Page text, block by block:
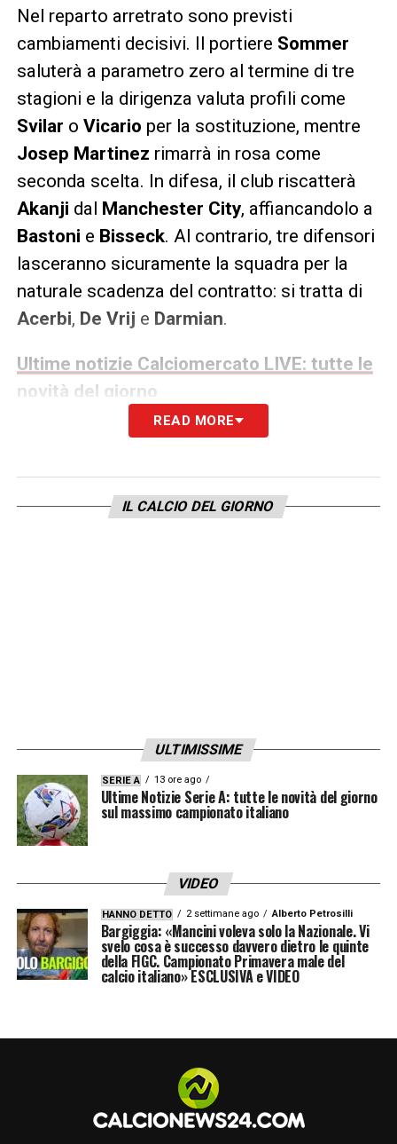
Nel reparto arretrato sono previsti
cambiamenti decisivi. Il portiere Sommer
saluterà a parametro zero al termine di tre
stagioni e la dirigenza valuta profili come
Svilar o Vicario per la sostituzione, mentre
Josep Martinez rimarrà in rosa come
seconda scelta. In difesa, il club riscatterà
Akanji dal Manchester City, affiancandolo a
Bastoni e Bisseck. Al contrario, tre difensori
lasceranno sicuramente la squadra per la
naturale scadenza del contratto: si tratta di
Acerbi, De Vrij e Darmian.
Ultime notizie Calciomercato LIVE: tutte le
novità del giorno
A centrocampo si attende un profondo
svincolerà a giugno, mentreCalhanoglu
cui contratto scadrà tra un anno, potrebbe
economiche congrue; per quest’ultimo esiste
una clausola rescissoria da25 milioni
Luis Henriquesi attendono eventuali
estimatori sul mercato.
In attacco, l’allenatoreChivu
pieni voti l’attaccantePio Esposito
valorizzato dal club. Bonnyricoprirà il ruolo
di quarta punta eLautaroresta incedibile. La
situazione cambia perMarcus Thuram
sul mercato per garantire una robusta
plusvalenza al bilancio societario.
READ MORE
IL CALCIO DEL GIORNO
ULTIMISSIME
SERIE A 13 ore ago
Ultime Notizie Serie A: tutte le novità del giorno
sul massimo campionato italiano
VIDEO
HANNO DETTO 2 settimane ago Alberto Petrosilli
Bargiggia: «Mancini voleva solo la Nazionale. Vi
svelo cosa è successo davvero dietro le quinte
della FIGC. Campionato Primavera male del
calcio italiano» ESCLUSIVA e VIDEO